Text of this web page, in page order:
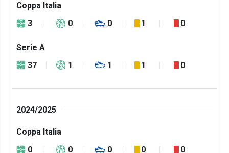
Coppa Italia
3
0 0 1 0
Serie A
37
1 1 1 0
2024/2025
Coppa Italia
0
0 0 0 0